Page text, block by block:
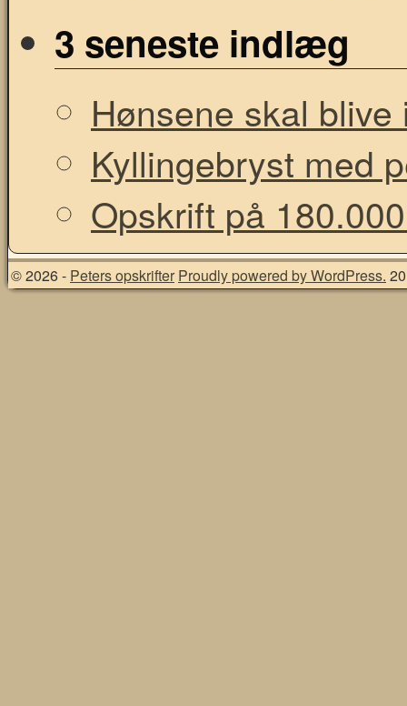
3 seneste indlæg
Hønsene skal
Kyllingebryst med
Opskrift på
© 2026 - Peters opskrifter Proudly powered by WordPress.